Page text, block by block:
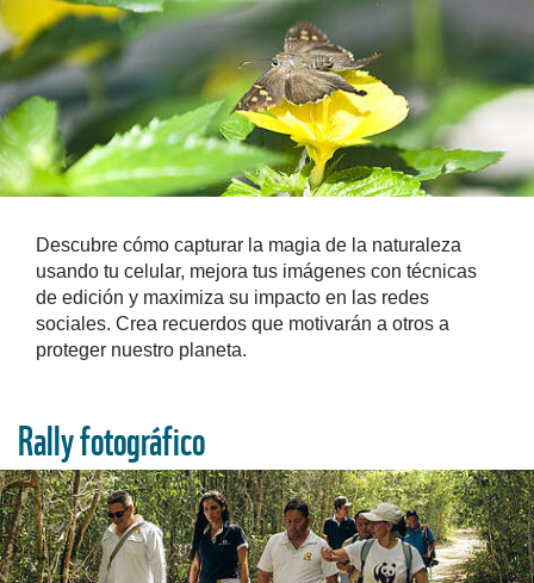
Descubre cómo capturar la magia de la naturaleza
usando tu celular, mejora tus imágenes con técnicas
de edición y maximiza su impacto en las redes
sociales. Crea recuerdos que motivarán a otros a
proteger nuestro planeta.
Rally fotográfico